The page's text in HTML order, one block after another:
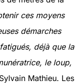
ces moyens
démarches
déjà que la
le loup,
Mathieu. Les